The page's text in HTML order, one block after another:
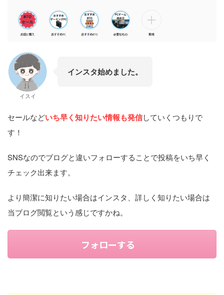
イスイ
インスタ始めました。
セールなどいち早く知りたい情報も発信していくつもりで
す！
SNSなのでブログと違いフォローすることで投稿をいち早く
チェック出来ます。
より簡潔に知りたい場合はインスタ、詳しく知りたい場合は
当ブログ閲覧という感じですかね。
フォローする